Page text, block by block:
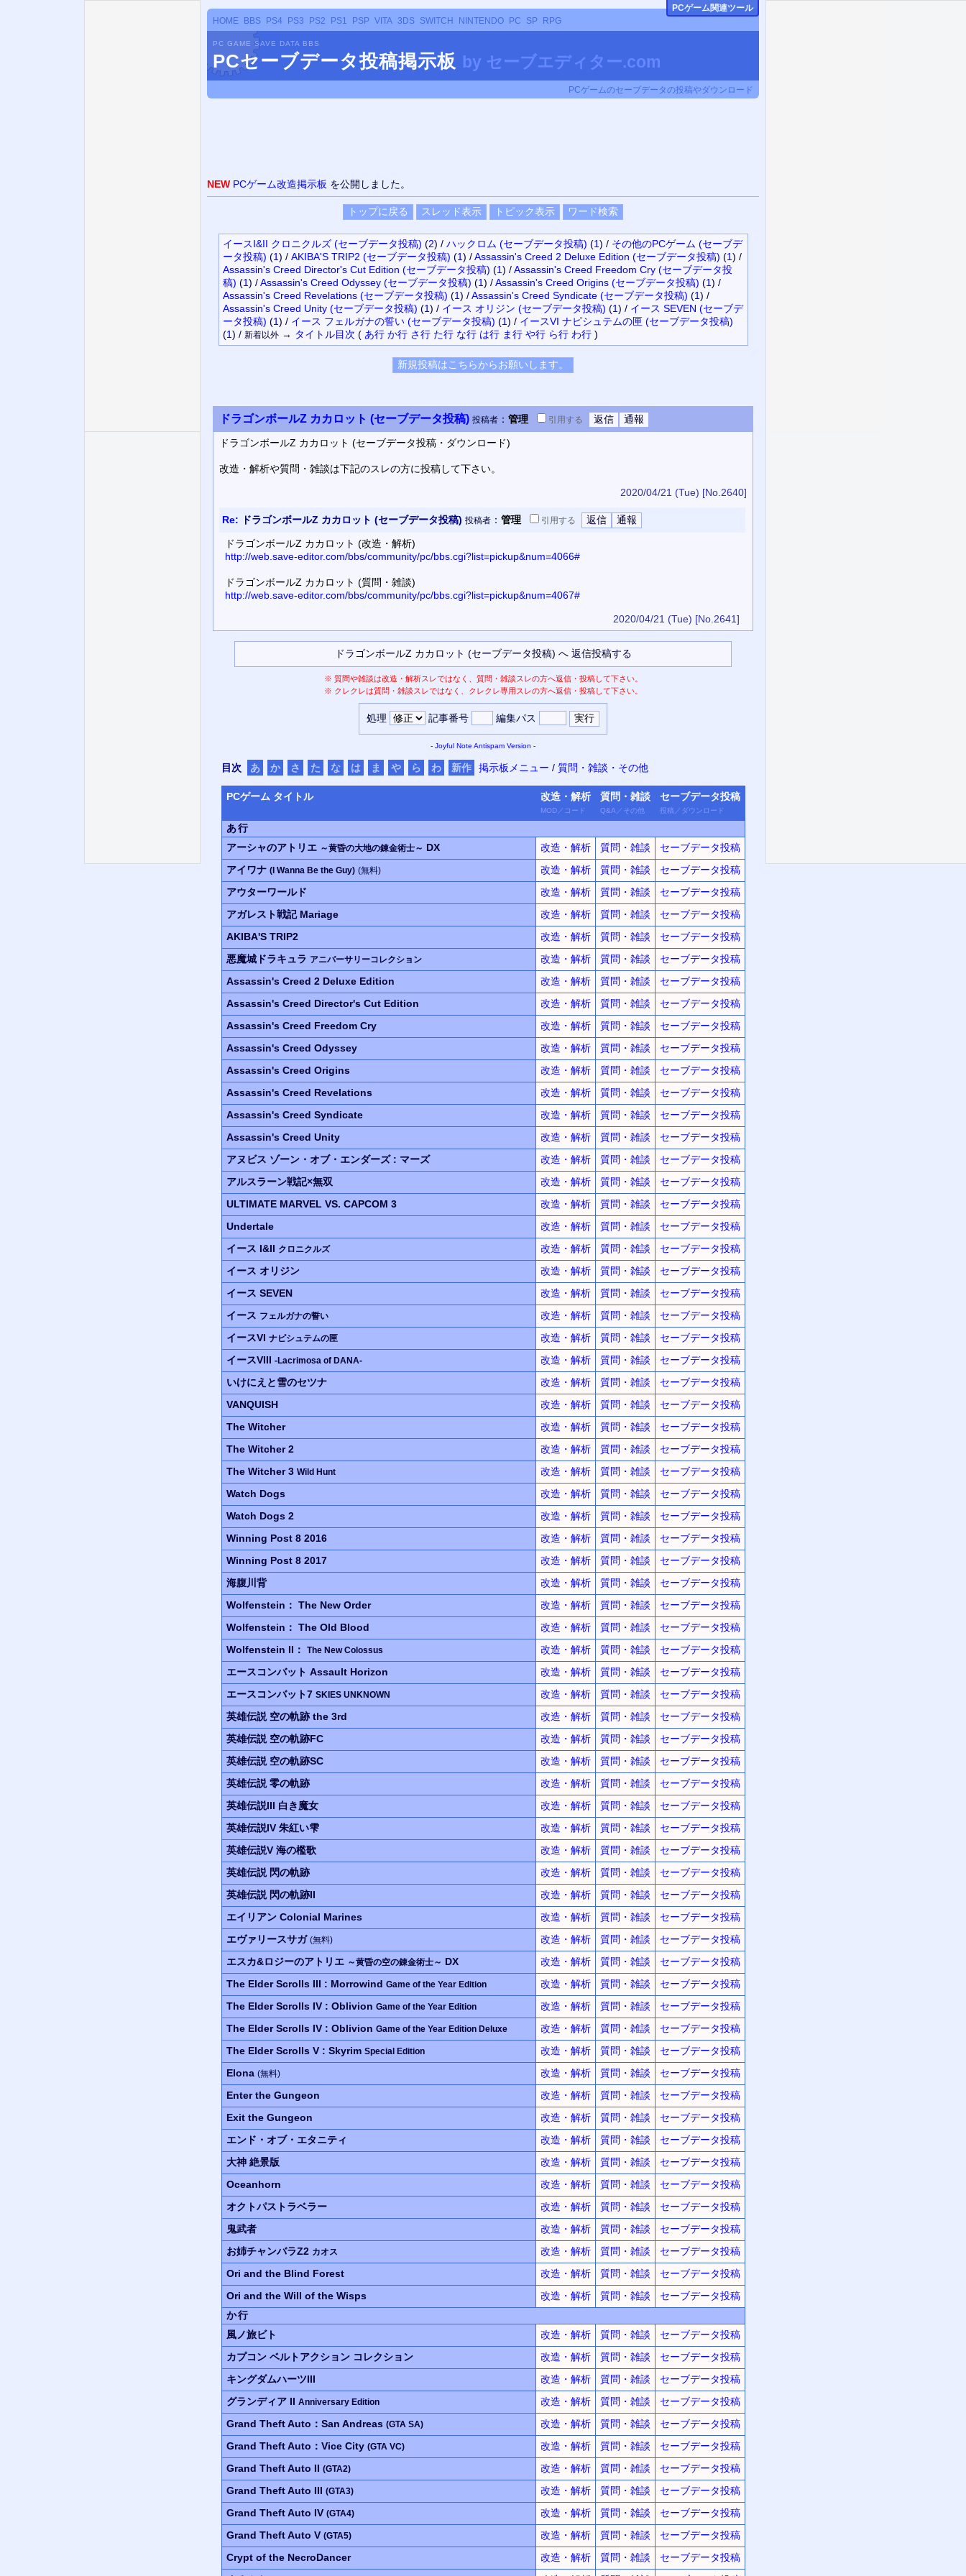
HOME BBS PS4 PS3 PS2 PS1 PSP VITA 3DS SWITCH NINTENDO PC SP RPG
PC GAME SAVE DATA BBS
PCセーブデータ投稿掲示板 by セーブエディター.com
PCゲームのセーブデータの投稿やダウンロード
NEW PCゲーム改造掲示板 を公開しました。
イースI&II クロニクルズ (セーブデータ投稿) (2) / ハックロム (セーブデータ投稿) (1) / その他のPCゲーム (セーブデ
ータ投稿) (1) / AKIBA'S TRIP2 (セーブデータ投稿) (1) / Assassin's Creed 2 Deluxe Edition (セーブデータ投稿) (1) /
Assassin's Creed Director's Cut Edition (セーブデータ投稿) (1) / Assassin's Creed Freedom Cry (セーブデータ投
稿) (1) / Assassin's Creed Odyssey (セーブデータ投稿) (1) / Assassin's Creed Origins (セーブデータ投稿) (1) /
Assassin's Creed Revelations (セーブデータ投稿) (1) / Assassin's Creed Syndicate (セーブデータ投稿) (1) /
Assassin's Creed Unity (セーブデータ投稿) (1) / イース オリジン (セーブデータ投稿) (1) / イース SEVEN (セーブデ
ータ投稿) (1) / イース フェルガナの誓い (セーブデータ投稿) (1) / イースVI ナピシュテムの匣 (セーブデータ投稿)
(1) / 新着以外→ タイトル目次 ( あ行 か行 さ行 た行 な行 は行 ま行 や行 ら行 わ行)
ドラゴンボールZ カカロット (セーブデータ投稿) 投稿者 ： 管理 引用する
ドラゴンボールZ カカロット (セーブデータ投稿・ダウンロード)
改造・解析や質問・雑談は下記のスレの方に投稿して下さい。
2020/04/21 (Tue) [No.2640]
Re: ドラゴンボールZ カカロット (セーブデータ投稿) 投稿者 ： 管理 引用する
ドラゴンボールZ カカロット (改造・解析)
http://web.save-editor.com/bbs/community/pc/bbs.cgi?list=pickup&num=4066#
ドラゴンボールZ カカロット (質問・雑談)
http://web.save-editor.com/bbs/community/pc/bbs.cgi?list=pickup&num=4067#
2020/04/21 (Tue) [No.2641]
※ 質問や雑談は改造・解析スレではなく、質問・雑談スレの方へ返信・投稿して下さい。
※ クレクレは質問・雑談スレではなく、クレクレ専用スレの方へ返信・投稿して下さい。
処理 記事番号 編集パス
- Joyful Note Antispam Version -
目次 あ か さ た な は ま や ら わ 新作 掲示板メニュー / 質問・雑談・その他
PCゲーム タイトル 改造・ 解析
MOD／ コード
質問・ 雑談
Q&A ／ その他
セーブデータ投稿
投稿 ／ ダウン ロード
あ行
アーシャのアトリエ ～黄昏の大地の錬金術士～ DX 改造・解析 質問・雑談
セーブデータ投稿
アイワナ (I Wanna Be the Guy) (無料) 改造・解析 質問・雑談
セーブデータ投稿
アウターワールド
改造・解析 質問・雑談
セーブデータ投稿
アガレスト戦記 Mariage
改造・解析 質問・雑談
セーブデータ投稿
AKIBA'S TRIP2
改造・解析 質問・雑談
セーブデータ投稿
悪魔城ドラキュラ アニバーサリーコレクション 改造・解析 質問・雑談
セーブデータ投稿
Assassin's Creed 2 Deluxe Edition 改造・解析 質問・雑談
セーブデータ投稿
Assassin's Creed Director's Cut Edition 改造・解析 質問・雑談
セーブデータ投稿
Assassin's Creed Freedom Cry 改造・解析 質問・雑談
セーブデータ投稿
Assassin's Creed Odyssey
改造・解析 質問・雑談
セーブデータ投稿
Assassin's Creed Origins
改造・解析 質問・雑談
セーブデータ投稿
Assassin's Creed Revelations
改造・解析 質問・雑談
セーブデータ投稿
Assassin's Creed Syndicate
改造・解析 質問・雑談
セーブデータ投稿
Assassin's Creed Unity
改造・解析 質問・雑談
セーブデータ投稿
アヌビス ゾーン・オブ・エンダーズ: マーズ 改造・解析 質問・雑談
セーブデータ投稿
アルスラーン戦記×無双 改造・解析 質問・雑談
セーブデータ投稿
ULTIMATE MARVEL VS. CAPCOM 3 改造・解析 質問・雑談
セーブデータ投稿
Undertale
改造・解析 質問・雑談
セーブデータ投稿
イース I&II クロニクルズ 改造・解析 質問・雑談
セーブデータ投稿
イース オリジン 改造・解析 質問・雑談
セーブデータ投稿
イース SEVEN
改造・解析 質問・雑談
セーブデータ投稿
イース フェルガナの誓い 改造・解析 質問・雑談
セーブデータ投稿
イースVI ナピシュテムの匣 改造・解析 質問・雑談
セーブデータ投稿
イースVIII -Lacrimosa of DANA- 改造・解析 質問・雑談
セーブデータ投稿
いけにえと雪のセツナ
改造・解析 質問・雑談
セーブデータ投稿
VANQUISH
改造・解析 質問・雑談
セーブデータ投稿
The Witcher
改造・解析 質問・雑談
セーブデータ投稿
The Witcher 2
改造・解析 質問・雑談
セーブデータ投稿
The Witcher 3 Wild Hunt 改造・解析 質問・雑談
セーブデータ投稿
Watch Dogs
改造・解析 質問・雑談
セーブデータ投稿
Watch Dogs 2
改造・解析 質問・雑談
セーブデータ投稿
Winning Post 8 2016
改造・解析 質問・雑談
セーブデータ投稿
Winning Post 8 2017
改造・解析 質問・雑談
セーブデータ投稿
海腹川背
改造・解析 質問・雑談
セーブデータ投稿
Wolfenstein： The New Order 改造・解析 質問・雑談
セーブデータ投稿
Wolfenstein： The Old Blood 改造・解析 質問・雑談
セーブデータ投稿
Wolfenstein II：
The New Colossus 改造・解析 質問・雑談
セーブデータ投稿
エースコンバット Assault Horizon 改造・解析 質問・雑談
セーブデータ投稿
エースコンバット7 SKIES UNKNOWN 改造・解析 質問・雑談
セーブデータ投稿
英雄伝説 空の軌跡 the 3rd 改造・解析 質問・雑談
セーブデータ投稿
英雄伝説 空の軌跡FC 改造・解析 質問・雑談
セーブデータ投稿
英雄伝説 空の軌跡SC 改造・解析 質問・雑談
セーブデータ投稿
英雄伝説 零の軌跡 改造・解析 質問・雑談
セーブデータ投稿
英雄伝説III 白き魔女 改造・解析 質問・雑談
セーブデータ投稿
英雄伝説IV 朱紅い雫 改造・解析 質問・雑談
セーブデータ投稿
英雄伝説V 海の檻歌 改造・解析 質問・雑談
セーブデータ投稿
英雄伝説 閃の軌跡 改造・解析 質問・雑談
セーブデータ投稿
英雄伝説 閃の軌跡II 改造・解析 質問・雑談
セーブデータ投稿
エイリアン Colonial Marines 改造・解析 質問・雑談
セーブデータ投稿
エヴァリースサガ (無料) 改造・解析 質問・雑談
セーブデータ投稿
エスカ&ロジーのアトリエ ～黄昏の空の錬金術士～ DX 改造・解析 質問・雑談
セーブデータ投稿
The Elder Scrolls III : Morrowind Game of the Year Edition 改造・解析 質問・雑談
セーブデータ投稿
The Elder Scrolls IV : Oblivion Game of the Year Edition 改造・解析 質問・雑談
セーブデータ投稿
The Elder Scrolls IV : Oblivion Game of the Year Edition Deluxe 改造・解析 質問・雑談
セーブデータ投稿
The Elder Scrolls V : Skyrim Special Edition 改造・解析 質問・雑談
セーブデータ投稿
Elona (無料) 改造・解析 質問・雑談
セーブデータ投稿
Enter the Gungeon
改造・解析 質問・雑談
セーブデータ投稿
Exit the Gungeon
改造・解析 質問・雑談
セーブデータ投稿
エンド・オブ・エタニティ
改造・解析 質問・雑談
セーブデータ投稿
大神 絶景版 改造・解析 質問・雑談
セーブデータ投稿
Oceanhorn
改造・解析 質問・雑談
セーブデータ投稿
オクトパストラベラー
改造・解析 質問・雑談
セーブデータ投稿
鬼武者
改造・解析 質問・雑談
セーブデータ投稿
お姉チャンバラZ2 カオス 改造・解析 質問・雑談
セーブデータ投稿
Ori and the Blind Forest
改造・解析 質問・雑談
セーブデータ投稿
Ori and the Will of the Wisps
改造・解析 質問・雑談
セーブデータ投稿
か行
風ノ旅ビト
改造・解析 質問・雑談
セーブデータ投稿
カプコン ベルトアクション コレクション 改造・解析 質問・雑談
セーブデータ投稿
キングダムハーツIII
改造・解析 質問・雑談
セーブデータ投稿
グランディア II Anniversary Edition 改造・解析 質問・雑談
セーブデータ投稿
Grand Theft Auto：San Andreas (GTA SA) 改造・解析 質問・雑談
セーブデータ投稿
Grand Theft Auto：Vice City (GTA VC) 改造・解析 質問・雑談
セーブデータ投稿
Grand Theft Auto II (GTA2) 改造・解析 質問・雑談
セーブデータ投稿
Grand Theft Auto III (GTA3) 改造・解析 質問・雑談
セーブデータ投稿
Grand Theft Auto IV (GTA4) 改造・解析 質問・雑談
セーブデータ投稿
Grand Theft Auto V (GTA5) 改造・解析 質問・雑談
セーブデータ投稿
Crypt of the NecroDancer
改造・解析 質問・雑談
セーブデータ投稿
PCゲーム関連ツール